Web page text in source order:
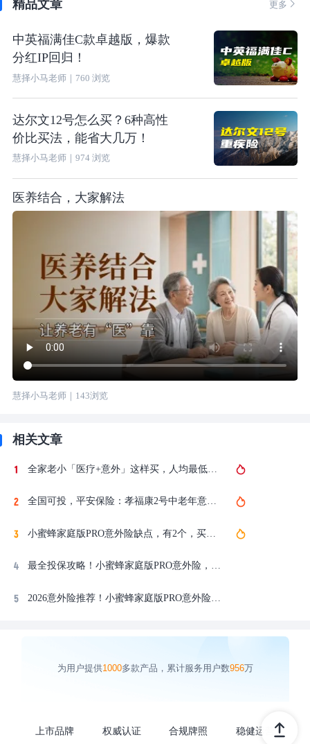
精品文章 更多 
中英福满佳C款卓越版，爆款
分红IP回归！
慧择小马老师｜ 760 浏览
达尔文12号怎么买？6种高性
价比买法，能省大几万！
慧择小马老师｜ 974浏览
医养结合，大家解法
慧择小马老师｜ 143浏览
相关文章
全家老小「医疗+意外」这样买，人均最低400多：平安e生保全家保2026、长相安3号合家版、小蜜蜂家庭版Pro
全国可投，平安保险：孝福康2号中老年意外险、平安小蜜蜂家庭版pro综合意外险，慧择独家定制上线！
小蜜蜂家庭版PRO意外险缺点，有2个，买前必看！
最全投保攻略！小蜜蜂家庭版PRO意外险，怎么买？
2026意外险推荐！小蜜蜂家庭版PRO意外险，平安财险大公司承保，性价比高！
为用户提供1000多款产品，累计服务用户数956万
上市品牌 权威认证 合规牌照 稳健运营